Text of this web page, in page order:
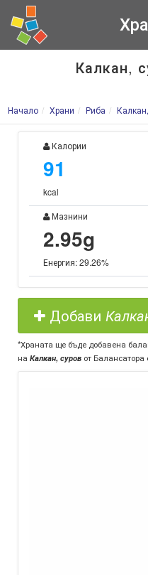
Калкан,
Начало Храни Риба
Калории
91
kcal
Мазнини
2.95g
Енергия: 29.26%
Добави
*Храната ще бъде добавена
на Калкан, суров от Балансатора